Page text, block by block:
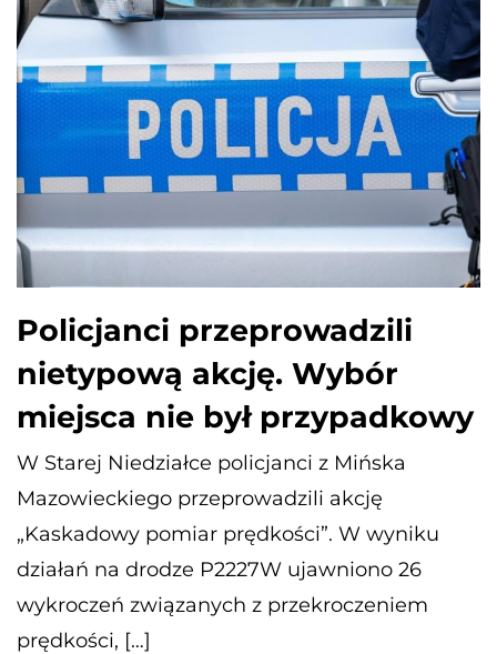
Policjanci przeprowadzili
nietypową akcję. Wybór
miejsca nie był przypadkowy
W Starej Niedziałce policjanci z Mińska
Mazowieckiego przeprowadzili akcję
„Kaskadowy pomiar prędkości”. W wyniku
działań na drodze P2227W ujawniono 26
wykroczeń związanych z przekroczeniem
prędkości, […]